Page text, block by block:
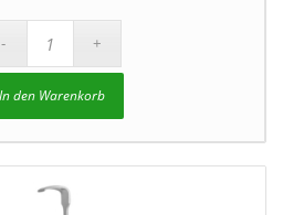
In den Warenkorb